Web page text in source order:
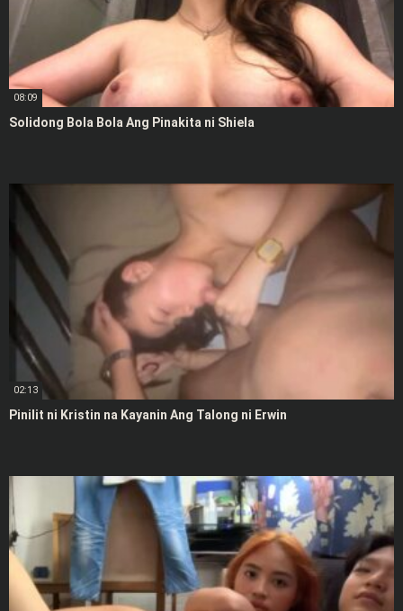
08:09
Solidong Bola Bola Ang Pinakita ni Shiela
02:13
Pinilit ni Kristin na Kayanin Ang Talong ni Erwin